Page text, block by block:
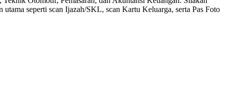
perpajakan, serta analisis pos anggaran keuangan